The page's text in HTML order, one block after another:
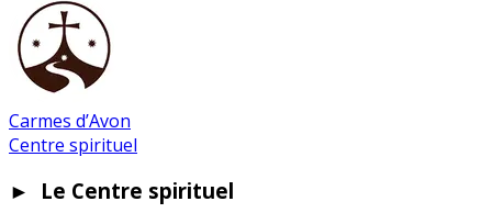
Carmes d’Avon
Centre spirituel
► Le Centre spirituel